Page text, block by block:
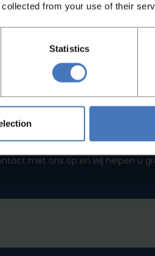
from your use of their
Statistics
met ons op en wij helpen u